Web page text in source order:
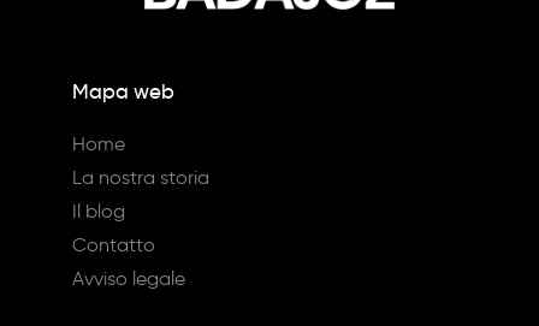
Mapa web
Home
La nostra storia
Il blog
Contatto
Avviso legale